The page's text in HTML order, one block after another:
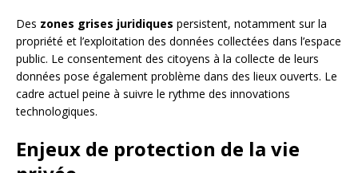
Des zones grises juridiques persistent, notamment sur la
propriété et l’exploitation des données collectées dans l’espace
public. Le consentement des citoyens à la collecte de leurs
données pose également problème dans des lieux ouverts. Le
cadre actuel peine à suivre le rythme des innovations
technologiques.
Enjeux de protection de la vie